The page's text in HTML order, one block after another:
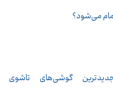
می‌شود؟
گوشی‌های تاشوی